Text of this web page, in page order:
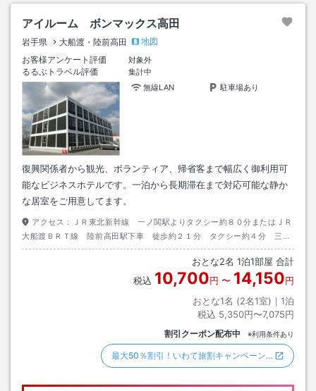
アイルーム ボンマックス高田
岩手県 大船渡・陸前高田
地図
お客様アンケート評価
対象外
るるぶトラベル評価
集計中
無線LAN
駐車場あり
復興関係者から観光、ボランティア、帰省客まで幅広く御利用可
能なビジネスホテルです。一泊から長期滞在まで対応可能な静か
な居室をご用意してます。
アクセス：
ＪＲ東北新幹線 一ノ関駅よりタクシー約８０分またはＪＲ
大船渡ＢＲＴ線 陸前高田駅下車 徒歩約２１分 タクシー約４分 三陸
自動車道 陸前高田ＩＣより国道３４０号線 陸前高田ドライビングスク
おとな2名 1泊1部屋 合計
税込 10,700円 〜 14,150円
おとな1名 (2名1室)｜ 1泊
税込 5,350円〜7,075円
割引クーポン配布中 ※利用条件あり
最大50％割引！いわて旅割キャンペーン…